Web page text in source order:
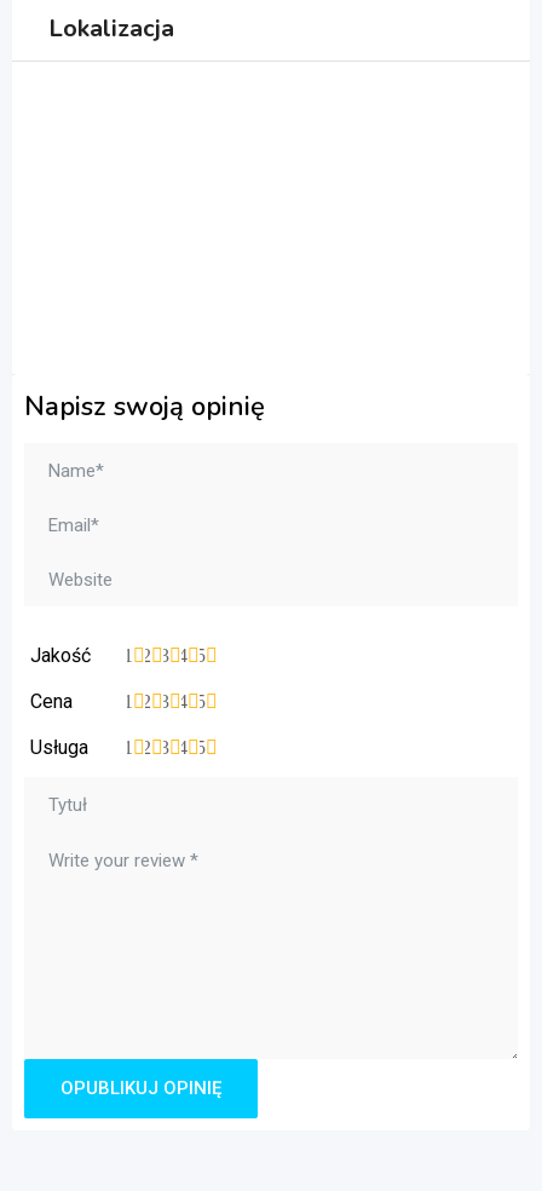
Lokalizacja
Napisz swoją opinię
Jakość 5
4
3
2
1
Cena 5
4
3
2
1
Usługa 5
4
3
2
1